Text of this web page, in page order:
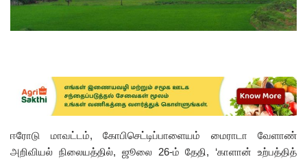
ஈரோடு மாவட்டம், கோபிசெட்டிப்பாளையம் மைராடா வேளாண்
அறிவியல் நிலையத்தில், ஜூலை 26-ம் தேதி, ‘காளான் உற்பத்தித்